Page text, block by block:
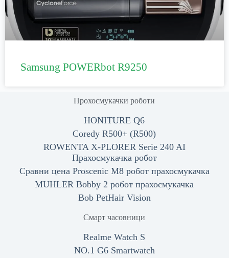
Samsung POWERbot R9250
Прохосмукачки роботи
HONITURE Q6
Coredy R500+ (R500)
ROWENTA X-PLORER Serie 240 AI
Прахосмукачка робот
Сравни цена Proscenic M8 робот прахосмукачка
MUHLER Bobby 2 робот прахосмукачка
Bob PetHair Vision
Смарт часовници
Realme Watch S
NO.1 G6 Smartwatch